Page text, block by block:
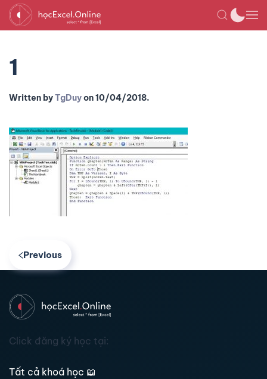
1
Written byTgDuyon10/04/2018.
Previous
Click đăng ký học tại:
Tất cả khoá học 📖